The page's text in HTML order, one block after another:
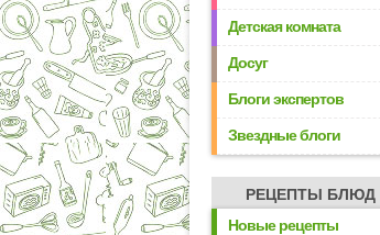
Детская комната
Досуг
Блоги экспертов
Звездные блоги
РЕЦЕПТЫ БЛЮД
Новые рецепты